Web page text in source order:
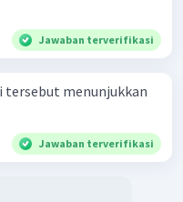
Jawaban terverifikasi
Jawaban terverifikasi